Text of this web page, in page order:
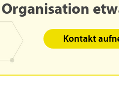
Organisation
Kontakt